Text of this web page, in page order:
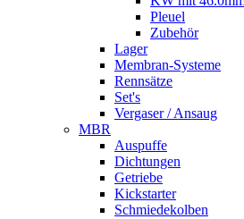
Pleuel
Zubehör
Lager
Membran-Systeme
Rennsätze
Set's
Vergaser / Ansaug
MBR
Auspuffe
Dichtungen
Getriebe
Kickstarter
Schmiedekolben